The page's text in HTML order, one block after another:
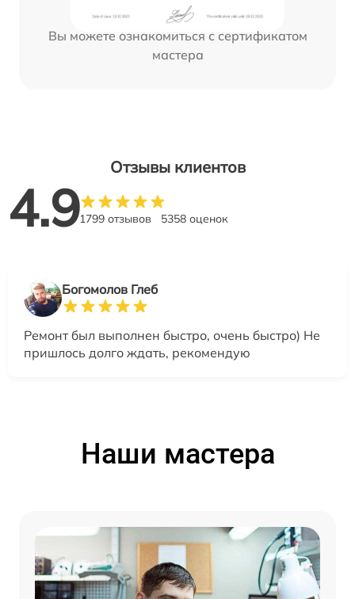
Вы можете ознакомиться с сертификатом
мастера
Отзывы клиентов
4.91799 отзывов 5358 оценок
Богомолов Глеб
Ремонт был выполнен быстро, очень быстро) Не
пришлось долго ждать, рекомендую
Наши мастера